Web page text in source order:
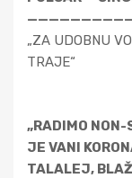
„ZA UDOBNU
TRAJE“
„RADIMO NON-
JE VANI
TALALEJ,